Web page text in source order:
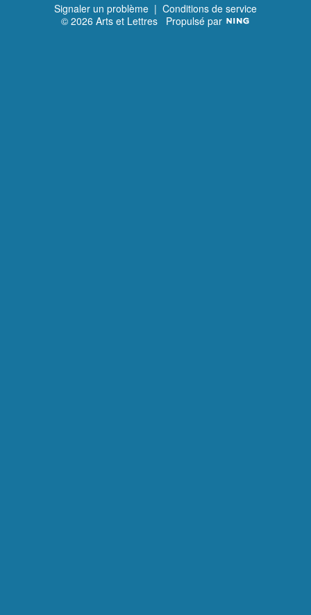
Signaler un problème | Conditions de service
© 2026 Arts et Lettres Propulsé par